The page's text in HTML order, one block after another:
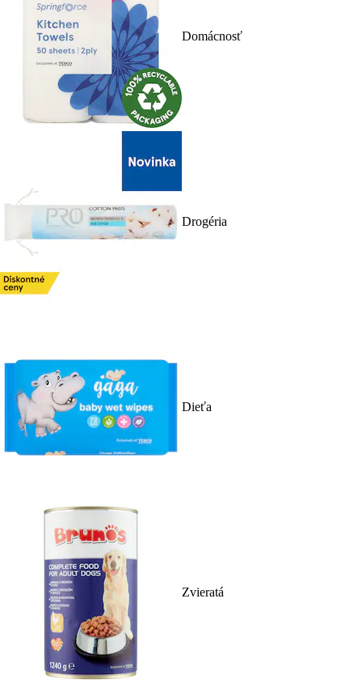
Domácnosť
Drogéria
Dieťa
Zvieratá